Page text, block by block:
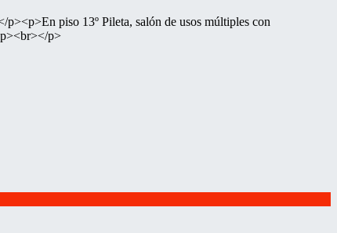
piso 13º Pileta, salón de usos múltiples con
p>